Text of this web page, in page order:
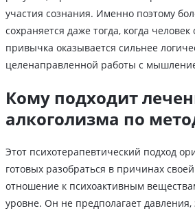
участия сознания. Именно поэтому
сохраняется даже тогда, когда человек
привычка оказывается сильнее
целенаправленной работы с
Кому подходит
алкоголизма по
Этот психотерапевтический подход
готовых разобраться в причинах
отношение к психоактивным
уровне. Он не предполагает давления,